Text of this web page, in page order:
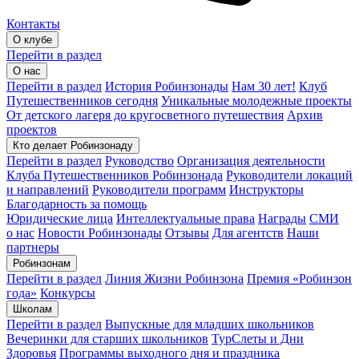
Контакты
О клубе
Перейти в раздел
О нас
Перейти в раздел История Робинзонады Нам 30 лет! Клуб
Путешественников сегодня Уникальные молодежные проекты
От детского лагеря до кругосветного путешествия Архив
проектов
Кто делает Робинзонаду
Перейти в раздел Руководство Организация деятельности
Клуба Путешественников Робинзонада Руководители локаций
и направлений Руководители программ Инструкторы
Благодарность за помощь
Юридические лица Интеллектуальные права Награды СМИ
о нас Новости Робинзонады Отзывы Для агентств Наши
партнеры
Робинзонам
Перейти в раздел Линия Жизни Робинзона Премия «Робинзон
года» Конкурсы
Школам
Перейти в раздел Выпускные для младших школьников
Вечеринки для старших школьников ТурСлеты и Дни
Здоровья Программы выходного дня и праздника​